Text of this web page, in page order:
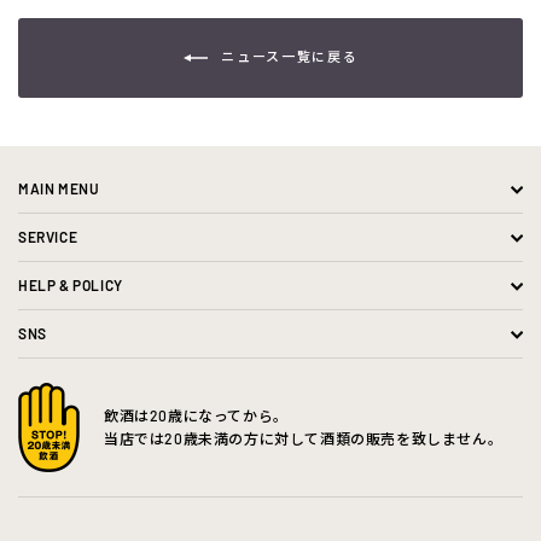
ニュース一覧に戻る
MAIN MENU
SERVICE
HELP & POLICY
SNS
飲酒は20歳になってから。
当店では20歳未満の方に対して酒類の販売を致しません。